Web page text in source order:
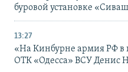
буровой установке
13:27
«На Кинбурне армия РФ в
ОТК «Одесса» ВСУ Денис